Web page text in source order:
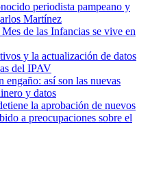
periodista pampeano y
Martínez
de las Infancias se vive en
y la actualización de datos
del IPAV
engaño: así son las nuevas
y datos
la aprobación de nuevos
a preocupaciones sobre el